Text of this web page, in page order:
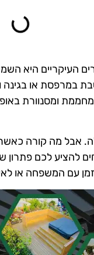
היא
במרפסת או בגינה
ומסנוורת
אבל מה קורה
להציע לכם
עם המשפחה או